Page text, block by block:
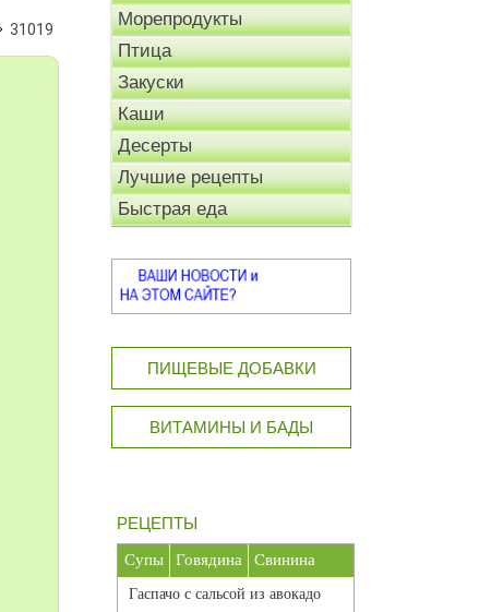
31019
Морепродукты
Птица
Закуски
Каши
Десерты
Лучшие рецепты
Быстрая еда
ПИЩЕВЫЕ ДОБАВКИ
ВИТАМИНЫ И БАДЫ
РЕЦЕПТЫ
Супы Говядина Свинина
Гаспачо с сальсой из авокадо